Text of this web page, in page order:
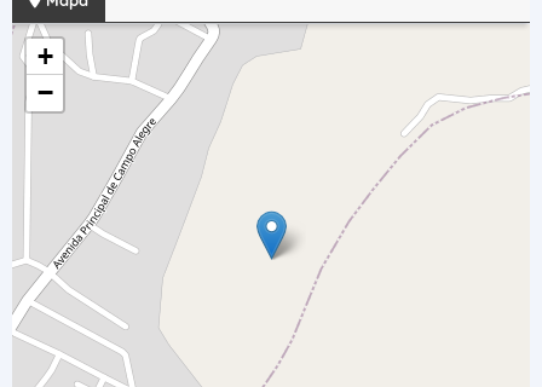
+
−